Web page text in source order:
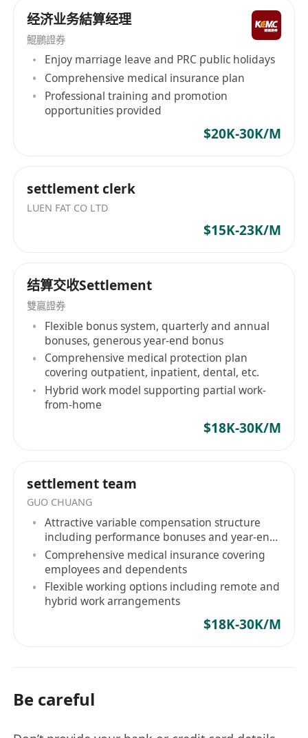
1.學歷與專業
本科及以上在讀學生，財務會計、金融、審計、經
濟等相關專業優先；熟悉香港財務會計準則、金融
行業資金管理規則者優先；有 1-2 年財務、金融相
關實習經驗者優先。
2.技能要求
熟練掌握 Microsoft Office，精通 Excel 函數（數據
透視表、VLOOKUP 等）、Word 排版；中英文讀寫
求，有財務出納、證券財務相關實習經歷或基礎財
務軟體操作經驗者優先。
嚴守金融行業保密規定，具備極強的合規意識與責
團隊協作與溝通能力，能高效對接內外部機構；學
習與執行力強，可快速適應證券行業財務工作節
4.證件要求
擁有香港身份證 / 學生簽證者優先。
经济业务結算经理
鯤鵬證券
Enjoy marriage leave and PRC public holidays
Comprehensive medical insurance plan
Professional training and promotion
opportunities provided
$20K-30K/M
settlement clerk
LUEN FAT CO LTD
$15K-23K/M
结算交收Settlement
雙贏證券
Flexible bonus system, quarterly and annual
bonuses, generous year-end bonus
Comprehensive medical protection plan
covering outpatient, inpatient, dental, etc.
Hybrid work model supporting partial work-
from-home
$18K-30K/M
settlement team
GUO CHUANG
Attractive variable compensation structure
including performance bonuses and year-end
bonus
Comprehensive medical insurance covering
employees and dependents
Flexible working options including remote and
hybrid work arrangements
$18K-30K/M
Be careful